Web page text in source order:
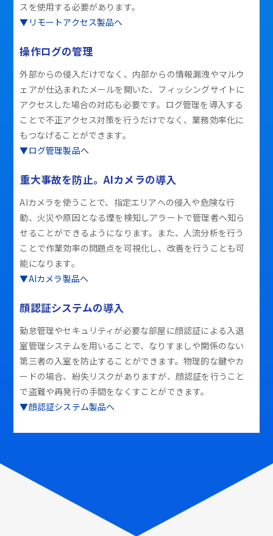
スを使用する必要があります。
▼リモートアクセス製品へ
操作ログの管理
外部からの侵入だけでなく、内部からの情報漏洩やマルウ
ェアが仕込まれたメールを開いた、フィッシングサイトに
アクセスした場合の対応も必要です。ログ管理を導入する
ことで不正アクセス対策を行うだけでなく、業務効率化に
もつなげることができます。
▼ログ管理製品へ
重大事故を防止。AIカメラの導入
AIカメラを使うことで、指定エリアへの侵入や危険な行
動、火災や原因となる煙を検知しアラートで管理者へ知ら
せることができるようになります。また、人流分析を行う
ことで作業効率の問題点を可視化し、改善を行うことも可
能になります。
▼AIカメラ製品へ
顔認証システムの導入
勤怠管理やセキュリティが必要な部屋に顔認証による入退
室管理システムを用いることで、なりすましや関係のない
第三者の入室を防止することができます。物理的な鍵やカ
ードの場合、紛失リスクがありますが、顔認証を行うこと
で盗難や再発行の手間をなくすことができます。
▼顔認証システム製品へ